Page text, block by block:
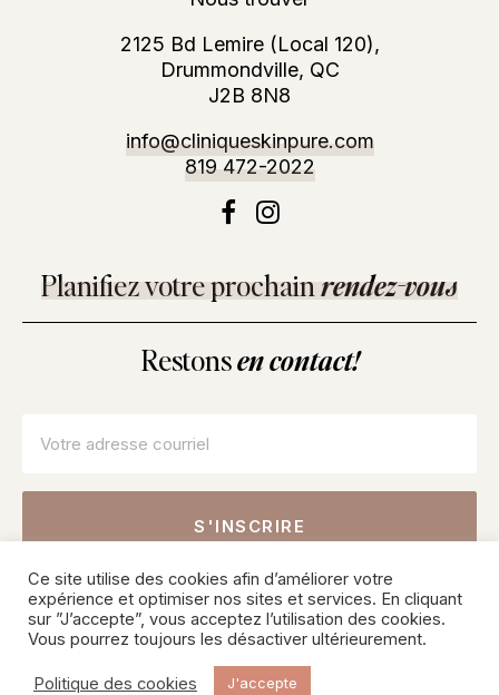
2125 Bd Lemire (Local 120),
Drummondville, QC
J2B 8N8
info@cliniqueskinpure.com
819 472-2022
Planifiez votre prochainrendez-vous
Restonsen contact!
Inscrivez-vous pour connaître nos offres sur les soins, les
produits et recevoir des conseils de nos professionnels.
© 2026 SKINPURE Inc – Tous droits réservés. Une création
Ce site utilise des cookies afin d’améliorer votre
expérience et optimiser nos sites et services. En cliquant
sur ”J’accepte”, vous acceptez l’utilisation des cookies.
Vous pourrez toujours les désactiver ultérieurement.
Politique des cookies J'accepte